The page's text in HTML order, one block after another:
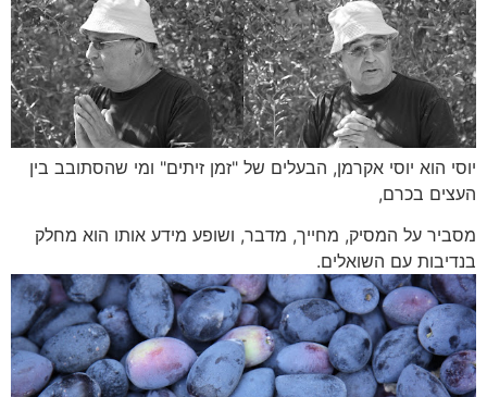
יוסי הוא יוסי אקרמן, הבעלים של "זמן זיתים" ומי שהסתובב בין
העצים בכרם,
מסביר על המסיק, מחייך, מדבר, ושופע מידע אותו הוא מחלק
בנדיבות עם השואלים.